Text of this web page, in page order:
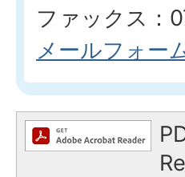
ファックス：
メールフォー